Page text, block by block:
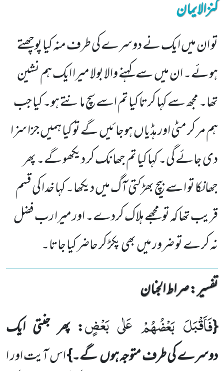
کنزالایمان
تو ان میں ایک نے دوسرے کی طرف منہ کیا پوچھتے
ہوئے۔ ان میں سے کہنے والا بولا میرا ایک ہم نشین
تھا۔ مجھ سے کہا کرتا کیا تم اسے سچ مانتے ہو۔ کیا جب
ہم مر کر مٹی اور ہڈیاں ہوجائیں گے تو کیا ہمیں جزا سزا
دی جائے گی۔ کہا کیا تم جھانک کر دیکھو گے۔ پھر
جھانکا تو اسے بیچ بھڑکتی آگ میں دیکھا۔ کہا خدا کی قسم
قریب تھا کہ تو مجھے ہلاک کردے۔ اور میرا رب فضل
نہ کرے تو ضرور میں بھی پکڑ کر حاضر کیا جاتا۔
تفسیر : ‎صراط الجنان
{فَاَقْبَلَ بَعْضُهُمْ عَلٰى بَعْضٍ: پھر جنتی ایک
دوسرے کی طرف متوجہ ہوں گے۔}اس آیت اور ا